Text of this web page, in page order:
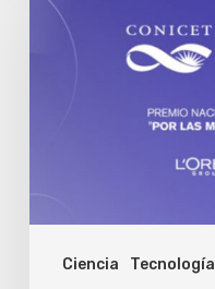
Ciencia Tecnología
convocatoria
UNESCO
para